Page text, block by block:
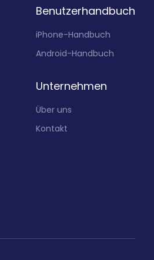
Benutzerhandbuch
iPhone-Handbuch
Android-Handbuch
Unternehmen
Über uns
Kontakt